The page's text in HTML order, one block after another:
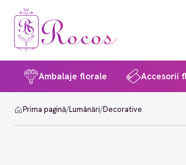
Ambalaje florale Accesorii
Prima pagină/Lumânări/Decorative